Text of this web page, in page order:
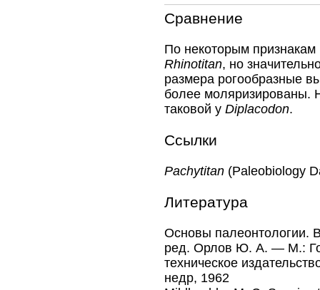
Сравнение
По некоторым
Rhinotitan, но
размера рогообразные
более моляризированы.
таковой у Diplacodon.
Ссылки
Pachytitan (Paleobiology
Литература
Основы палеонтологии.
ред. Орлов Ю. А. — М.:
техническое
недр, 1962